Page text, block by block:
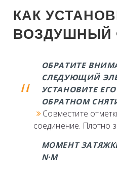
КАК
ВОЗДУШНЫЙ
ОБРАТИТЕ
СЛЕДУЮЩИЙ
УСТАНОВИТЕ
ОБРАТНОМ
Совместите
соединение. Плотно
МОМЕНТ
N·M